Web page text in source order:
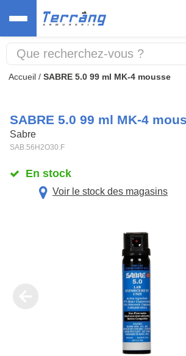
Accueil / SABRE 5.0 99 ml MK-4 mousse
SABRE 5.0 99 ml MK-4
Sabre
SAB.56H2O30.F
En stock
Voir le stock des magasins